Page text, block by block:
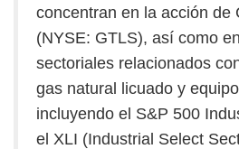
concentran en la acción de
(NYSE: GTLS), así como
sectoriales relacionados
gas natural licuado y
incluyendo el S&P 500
el XLI (Industrial Select